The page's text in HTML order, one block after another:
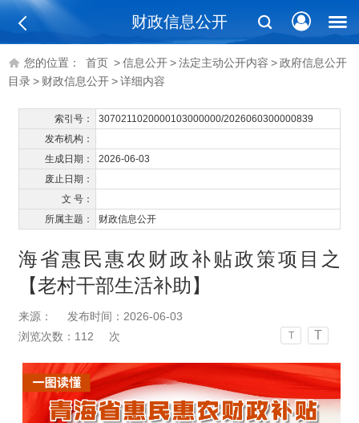
财政信息公开
您的位置： 首页 >信息公开>法定主动公开内容 >政府信息公开
目录> 财政信息公开>详细内容
索引号：
3070211020000103000000/2026060300000839
发布机构：
生成日期：
2026-06-03
废止日期：
文 号：
所属主题：
财政信息公开
海省惠民惠农财政补贴政策项目之
【老村干部生活补助】
来源：
发布时间：2026-06-03
浏览次数： 112 次 T T